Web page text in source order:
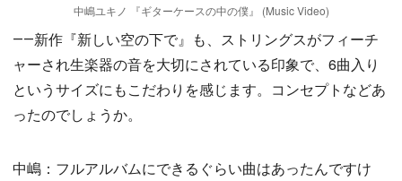
中嶋ユキノ 『ギターケースの中の僕』 (Music Video)
――新作『新しい空の下で』も、ストリングスがフィーチ
ャーされ生楽器の音を大切にされている印象で、6曲入り
というサイズにもこだわりを感じます。コンセプトなどあ
ったのでしょうか。
中嶋：フルアルバムにできるぐらい曲はあったんですけ